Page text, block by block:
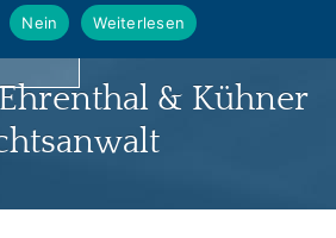
Pralat
& Kühner
Nein Weiterlesen